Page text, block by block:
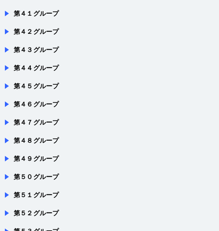
第４１グループ
第４２グループ
第４３グループ
第４４グループ
第４５グループ
第４６グループ
第４７グループ
第４８グループ
第４９グループ
第５０グループ
第５１グループ
第５２グループ